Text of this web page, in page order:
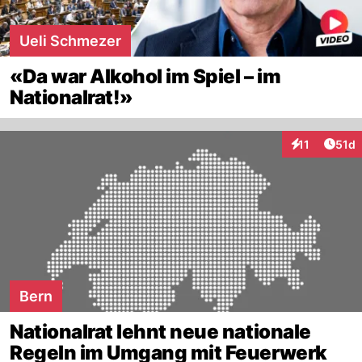
Ueli Schmezer
«Da war Alkohol im Spiel – im
Nationalrat!»
11
Interaktionen
51d
Bern
Nationalrat lehnt neue nationale
Regeln im Umgang mit Feuerwerk